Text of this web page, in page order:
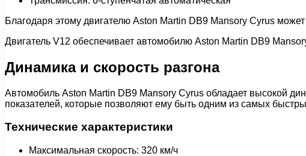
Благодаря этому двигателю Aston Martin DB9 Mansory Cyrus
Двигатель V12 обеспечивает автомобилю Aston Martin DB9
Динамика и скорость разгона
Автомобиль Aston Martin DB9 Mansory Cyrus обладает высокой
показателей, которые позволяют ему быть одним из самых
Технические характеристики
Максимальная скорость: 320 км/ч